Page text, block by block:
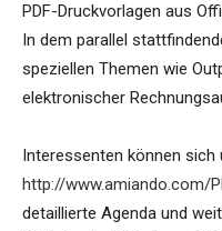
PDF-Druckvorlagen aus
In dem parallel
speziellen Themen wie
elektronischer
Interessenten können sich
http://www.amiando.com/
detaillierte Agenda und